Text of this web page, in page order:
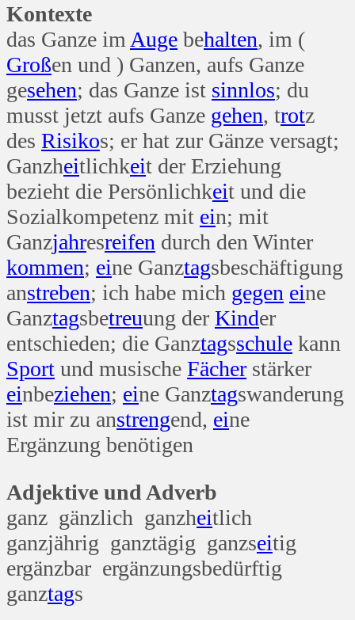
Kontexte
das Ganze im Auge behalten, im (
Großen und ) Ganzen, aufs Ganze
gesehen; das Ganze ist sinnlos; du
musst jetzt aufs Ganze gehen, trotz
des Risikos; er hat zur Gänze versagt;
Ganzheitlichkeit der Erziehung
bezieht die Persönlichkeit und die
Sozialkompetenz mit ein; mit
Ganzjahresreifen durch den Winter
kommen; eine Ganztagsbeschäftigung
anstreben; ich habe mich gegen eine
Ganztagsbetreuung der Kinder
entschieden; die Ganztagsschule kann
Sport und musische Fächer stärker
einbeziehen; eine Ganztagswanderung
ist mir zu anstrengend, eine
Ergänzung benötigen
Adjektive und Adverb
ganz gänzlich ganzheitlich
ganzjährig ganztägig ganzseitig
ergänzbar ergänzungsbedürftig
ganztags